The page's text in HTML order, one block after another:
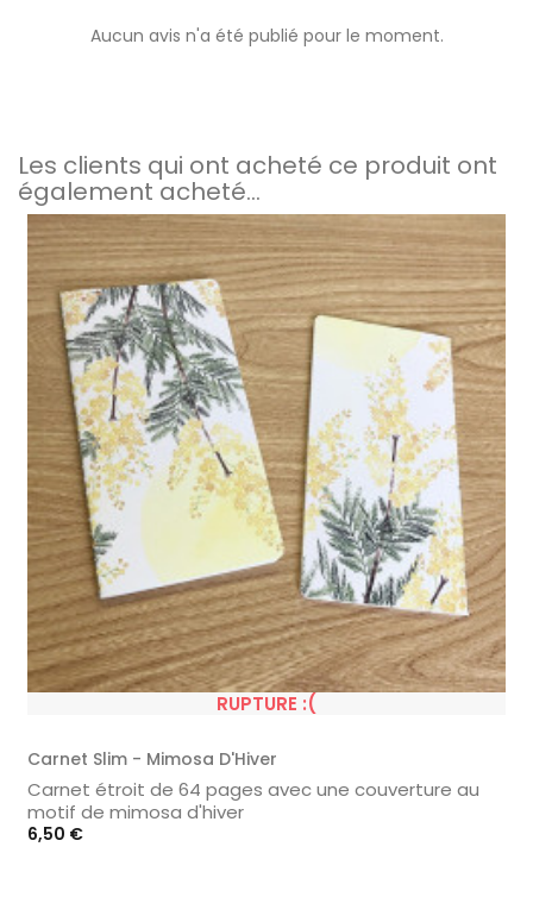
Aucun avis n'a été publié pour le moment.
Les clients qui ont acheté ce produit ont
également acheté...
RUPTURE :(
Carnet Slim - Mimosa D'Hiver
Carnet étroit de 64 pages avec une couverture au
motif de mimosa d'hiver
Prix
6,50 €